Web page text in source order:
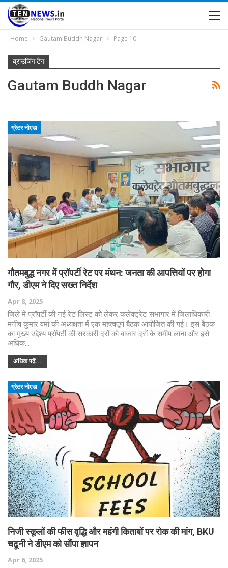
Home Gautam Buddh Nagar Page 10
ब्राउजिंग टैग
Gautam Buddh Nagar
ग्रेटर नोएडा
गौतमबुद्ध नगर में प्रॉपर्टी रेट पर मंथन: जनता की आपत्तियों पर होगा
गौर, डीएम ने दिए सख्त निर्देश
Apr 8, 2025
जिले में प्रॉपर्टी की नई रेट लिस्ट को लेकर कलेक्ट्रेट सभागार में जिलाधिकारी
मनीष कुमार वर्मा की अध्यक्षता में एक महत्वपूर्ण बैठक आयोजित की गई। इस बैठक
का मुख्य उद्देश्य प्रॉपर्टी की सरकारी दरों को बाजार दरों के समीप लाना और इसे
अधिक…
अधिक पढ़ें...
ग्रेटर नोएडा
निजी स्कूलों की फीस वृद्धि और महंगी किताबों पर रोक की मांग, BKU
चढूनी ने डीएम को सौंपा ज्ञापन
Apr 6, 2025